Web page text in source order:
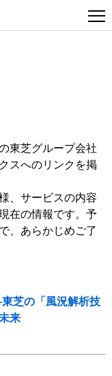
東芝グループ会社
スへのリンクを掲
、サービスの内容
在の情報です。予
、あらかじめご了
芝の「風況解析技
来